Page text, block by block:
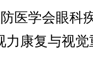
医学会眼科
力康复与视